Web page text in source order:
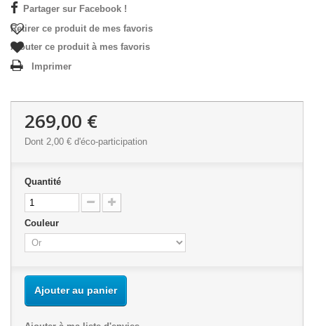
Partager sur Facebook !
Retirer ce produit de mes favoris
Ajouter ce produit à mes favoris
Imprimer
269,00 €
Dont 2,00 € d'éco-participation
Quantité
Couleur
Ajouter au panier